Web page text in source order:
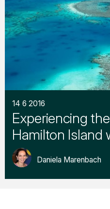
14 6 2016
Experiencing
Hamilton Island
Daniela Marenbach